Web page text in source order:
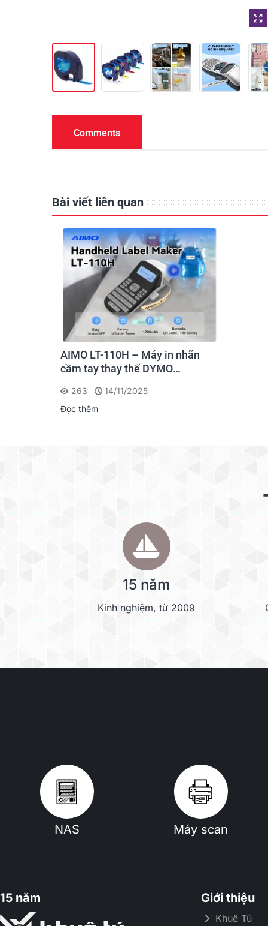
Comments
Bài viết liên quan
AIMO LT-110H – Máy in nhãn
cầm tay thay thế DYMO
263
14/11/2025
Đọc thêm
15 năm
Kinh nghiệm, từ 2009
NAS Máy scan
15 năm Giới thiệu
Khuê Tú